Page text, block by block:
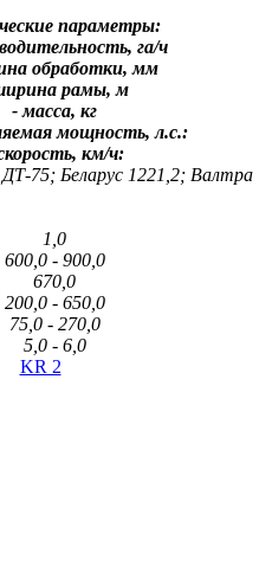
параметры:
га/ч
обработки, мм
рамы, м
- масса, кг
мощность, л.с.:
км/ч:
75; Беларус 1221,2; Валтра
1,0
600,0 - 900,0
670,0
200,0 - 650,0
75,0 - 270,0
5,0 - 6,0